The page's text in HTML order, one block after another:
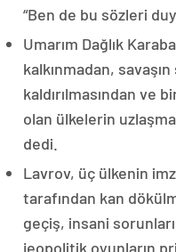
“Ben de bu sözleri
Umarım Dağlık
kalkınmadan,
kaldırılmasından ve
olan ülkelerin
dedi.
Lavrov, üç ülkenin
tarafından kan
geçiş, insani
jeopolitik oyunların